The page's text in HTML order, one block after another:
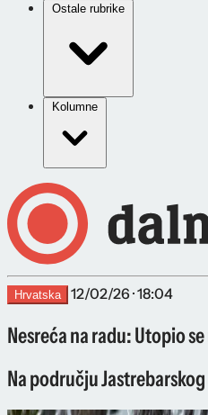
Ostale rubrike
Kolumne
Hrvatska 12/02/26 · 18:04
Nesreća na radu: Utopio
Na području Jastrebarskog